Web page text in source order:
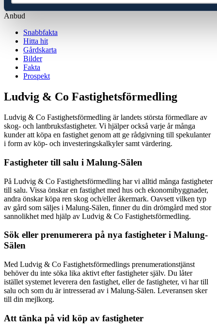
Anbud
Snabbfakta
Hitta hit
Gårdskarta
Bilder
Fakta
Prospekt
Ludvig & Co Fastighetsförmedling
Ludvig & Co Fastighetsförmedling är landets största förmedlare av
skog- och lantbruksfastigheter. Vi hjälper också varje år många
kunder att köpa en fastighet genom att ge rådgivning till spekulanter
i form av köp- och investeringskalkyler samt värdering.
Fastigheter till salu i Malung-Sälen
På Ludvig & Co Fastighetsförmedling har vi alltid många fastigheter
till salu. Vissa önskar en fastighet med hus och ekonomibyggnader,
andra önskar köpa ren skog och/eller åkermark. Oavsett vilken typ
av gård som säljes i Malung-Sälen, finner du din drömgård med stor
sannolikhet med hjälp av Ludvig & Co Fastighetsförmedling.
Sök eller prenumerera på nya fastigheter i Malung-
Sälen
Med Ludvig & Co Fastighetsförmedlings prenumerationstjänst
behöver du inte söka lika aktivt efter fastigheter själv. Du låter
istället systemet leverera den fastighet, eller de fastigheter, vi har till
salu och som du är intresserad av i Malung-Sälen. Leveransen sker
till din mejlkorg.
Att tänka på vid köp av fastigheter